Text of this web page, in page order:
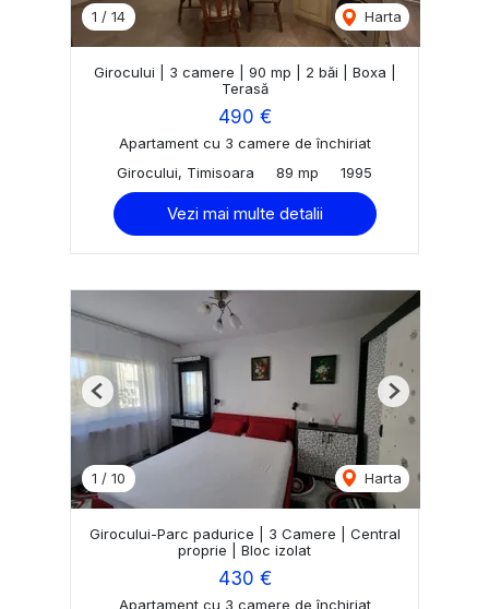
1 / 14 Harta
Girocului | 3 camere | 90 mp | 2 băi | Boxa |
Terasă
490 €
Apartament cu 3 camere de închiriat
Girocului, Timisoara
89 mp 1995
Vezi mai multe detalii
1 / 10 Harta
Previous Next
Girocului-Parc padurice | 3 Camere | Central
proprie | Bloc izolat
430 €
Apartament cu 3 camere de închiriat